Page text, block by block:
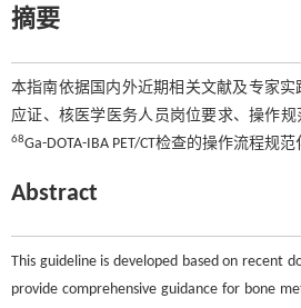
摘要
本指南依据国内外近期相关文献及专家
应证、核医学医务人员岗位要求、操作
68Ga-DOTA-IBA PET/CT检查的操作流程
Abstract
This guideline is developed based on recent
provide comprehensive guidance for bone